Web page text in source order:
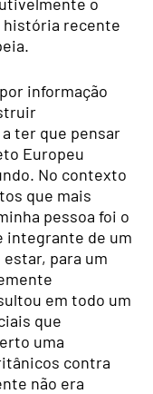
história recente
informação
ter que pensar
Europeu
No contexto
que mais
pessoa foi o
integrante de um
para um
em todo um
que
uma
contra
não era